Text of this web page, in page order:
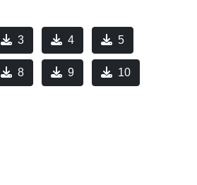
3 4 5
8 9 10